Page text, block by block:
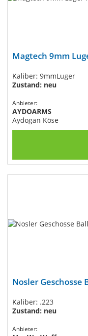
Magtech 9mm
Kaliber: 9mmLuger
Zustand: neu
Anbieter:
AYDOARMS
Aydogan Köse
Nosler Geschosse
Kaliber: .223
Zustand: neu
Anbieter: